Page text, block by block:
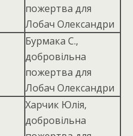
пожертва для
Лобач Олександри
Бурмака С.,
добровільна
пожертва для
Лобач Олександри
Харчик Юлія,
добровільна